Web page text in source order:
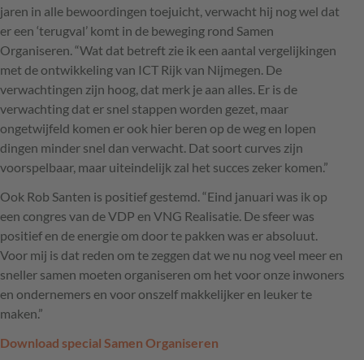
jaren in alle bewoordingen toejuicht, verwacht hij nog wel dat
er een ‘terugval’ komt in de beweging rond Samen
Organiseren. “Wat dat betreft zie ik een aantal vergelijkingen
met de ontwikkeling van ICT Rijk van Nijmegen. De
verwachtingen zijn hoog, dat merk je aan alles. Er is de
verwachting dat er snel stappen worden gezet, maar
ongetwijfeld komen er ook hier beren op de weg en lopen
dingen minder snel dan verwacht. Dat soort curves zijn
voorspelbaar, maar uiteindelijk zal het succes zeker komen.”
Ook Rob Santen is positief gestemd. “Eind januari was ik op
een congres van deVDP en VNG Realisatie. De sfeer was
positief en de energie om door te pakken was er absoluut.
Voor mij is dat reden om te zeggen dat we nu nog veel meer en
sneller samen moeten organiseren om het voor onze inwoners
en ondernemers en voor onszelf makkelijker en leuker te
maken.”
Download special Samen Organiseren